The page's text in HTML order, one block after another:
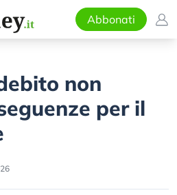
Abbonati
non
per il